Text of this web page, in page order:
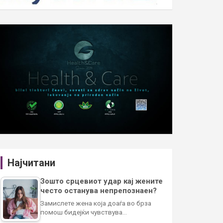
Најчитани
Зошто срцевиот удар кај жените
често останува непрепознаен?
Замислете жена која доаѓа во брза
помош бидејќи чувствува…